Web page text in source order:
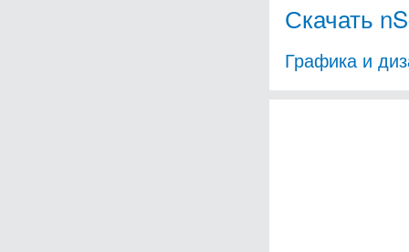
Скачать
Графика и